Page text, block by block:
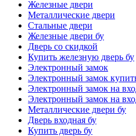
Железные двери
Металлические двери
Стальные двери
Железные двери бу
Дверь со скидкой
Купить железную дверь бу
Электронный замок
Электронный замок
Электронный замок на
Электронный замок на
Металлические двери бу
Дверь входная бу
Купить дверь бу